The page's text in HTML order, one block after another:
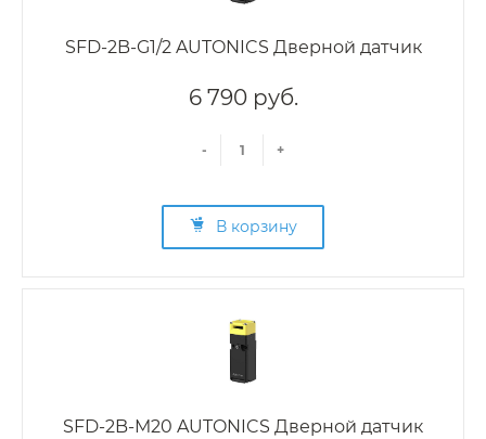
SFD-2B-G1/2 AUTONICS Дверной датчик
6 790 руб.
- +
В корзину
SFD-2B-M20 AUTONICS Дверной датчик